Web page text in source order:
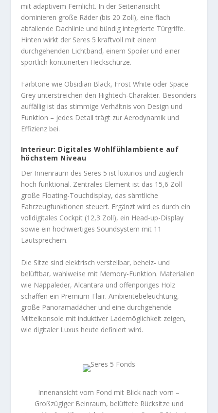
mit adaptivem Fernlicht. In der Seitenansicht
dominieren große Räder (bis 20 Zoll), eine flach
abfallende Dachlinie und bündig integrierte Türgriffe.
Hinten wirkt der Seres 5 kraftvoll mit einem
durchgehenden Lichtband, einem Spoiler und einer
sportlich konturierten Heckschürze.
Farbtöne wie Obsidian Black, Frost White oder Space
Grey unterstreichen den Hightech-Charakter. Besonders
auffällig ist das stimmige Verhältnis von Design und
Funktion – jedes Detail trägt zur Aerodynamik und
Effizienz bei.
Interieur: Digitales Wohlfühlambiente auf
höchstem Niveau
Der Innenraum des Seres 5 ist luxuriös und zugleich
hoch funktional. Zentrales Element ist das 15,6 Zoll
große Floating-Touchdisplay, das sämtliche
Fahrzeugfunktionen steuert. Ergänzt wird es durch ein
volldigitales Cockpit (12,3 Zoll), ein Head-up-Display
sowie ein hochwertiges Soundsystem mit 11
Lautsprechern.
Die Sitze sind elektrisch verstellbar, beheiz- und
belüftbar, wahlweise mit Memory-Funktion. Materialien
wie Nappaleder, Alcantara und offenporiges Holz
schaffen ein Premium-Flair. Ambientebeleuchtung,
große Panoramadächer und eine durchgehende
Mittelkonsole mit induktiver Lademöglichkeit zeigen,
wie digitaler Luxus heute definiert wird.
Innenansicht vom Fond mit Blick nach vorn –
Großzügiger Beinraum, belüftete Rücksitze und